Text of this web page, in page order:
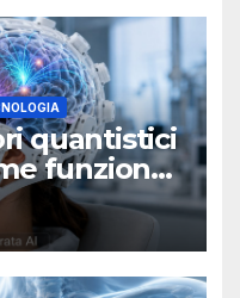
quantistici
funziona